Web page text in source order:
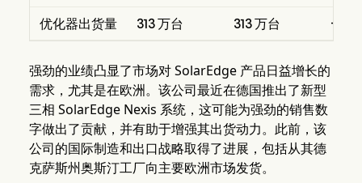
优化器出货量 313 万台 313 万台
强劲的业绩凸显了市场对 SolarEdge 产品日益增长的
需求，尤其是在欧洲。该公司最近在德国推出了新型
三相 SolarEdge Nexis 系统，这可能为强劲的销售数
字做出了贡献，并有助于增强其出货动力。此前，该
公司的国际制造和出口战略取得了进展，包括从其德
克萨斯州奥斯汀工厂向主要欧洲市场发货。